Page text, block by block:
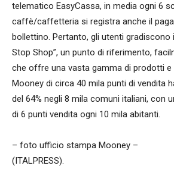
telematico EasyCassa, in media ogni 6
caffè/caffetteria si registra anche il
bollettino. Pertanto, gli utenti gradiscono
Stop Shop”, un punto di riferimento,
che offre una vasta gamma di prodotti e
Mooney di circa 40 mila punti di vendita
del 64% negli 8 mila comuni italiani, con
di 6 punti vendita ogni 10 mila abitanti.
– foto ufficio stampa Mooney –
(ITALPRESS).